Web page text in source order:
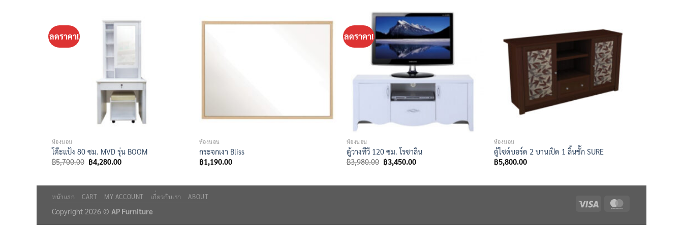
ลดราคา!
ห้องนอน
โต๊ะแป้ง 80 ซม. MVD รุ่น BOOM
฿5,700.00 Original
price
฿4,280.00Current
ห้องนอน
กระจกเงา Bliss
฿1,190.00
ลดราคา!
ห้องนอน
ตู้วางทีวี 120 ซม. โรซาลีน
฿3,980.00 Original
price
฿3,450.00Current
ห้องนอน
ตู้ไซด์บอร์ด 2 บานเปิด 1 ลิ้นชััก SURE
฿5,800.00
หน้าแรก CART MY ACCOUNT เกี่ยวกับเรา ABOUT
Copyright 2026 © AP Furniture